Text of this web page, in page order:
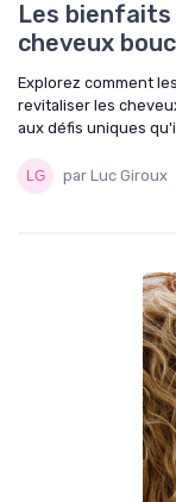
Les bienfaits
cheveux
Explorez comment
revitaliser les
aux défis uniques
par Luc Giroux